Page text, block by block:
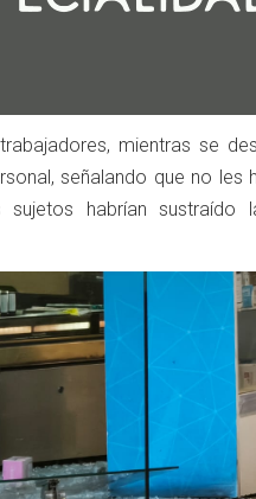
mientras se
señalando que no les
sujetos habrían